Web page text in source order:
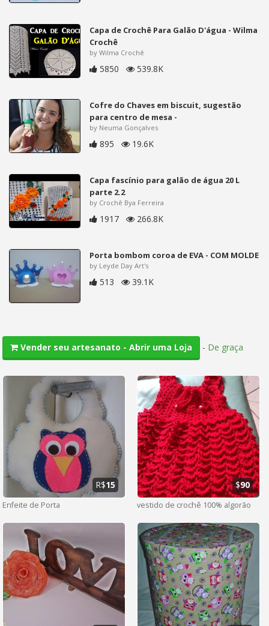
Capa de Crochê Para Galão D'água - Wilma
Crochê
by Wilma Crochê
5850 539.8K
Cofre do Chaves em biscuit, sugestão
para centro de mesa -
by Neuma Gonçalves
895 19.6K
Capa fascínio para galão de água 20 L
parte 2.2
by Crochê Bya Ferreira
1917 266.8K
Porta bombom coroa de EVA - COM MOLDE
by Leyde Day Art's
513 39.1K
Vender seu artesanato - Abrir uma Loja - De graça
Enfeite de Porta
R$15
vestido de crochê 100% algorão
$90